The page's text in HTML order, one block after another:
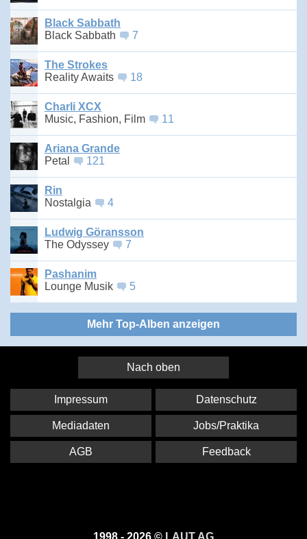
Black Sabbath
Black Sabbath
7
The Strokes
Reality Awaits
18
Charli XCX
Music, Fashion, Film
11
Ariana Grande
Petal
121
Rin
Nostalgia
4
Ludwig Göransson
The Odyssey
7
Pashanim
Lounge Musik
5
Mehr Top-Alben anzeigen
Nach oben
1998 - 2026 © LAUT AG
Impressum Datenschutz
Mediadaten Jobs/Praktika
AGB Feedback